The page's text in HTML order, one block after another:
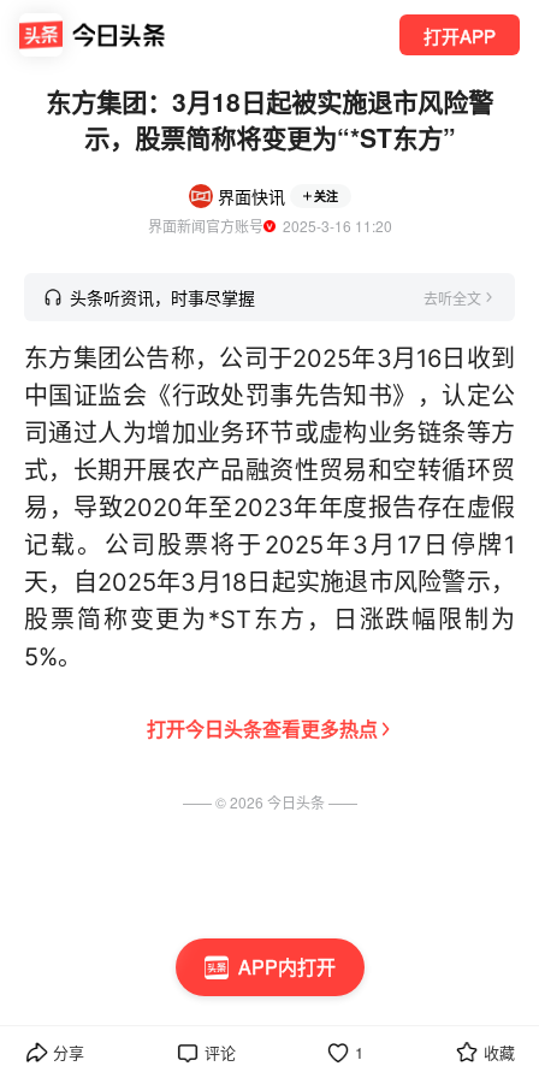
打开APP
APP内打开
东方集团：3月18日起被实施退市风险警
示，股票简称将变更为“*ST东方”
界面快讯 关注
界面新闻官方账号
  2025-3-16 11:20
头条听资讯，时事尽掌握 去听全文
东方集团公告称，公司于2025年3月16日收到
中国证监会《行政处罚事先告知书》，认定公
司通过人为增加业务环节或虚构业务链条等方
式，长期开展农产品融资性贸易和空转循环贸
易，导致2020年至2023年年度报告存在虚假
记载。公司股票将于2025年3月17日停牌1
天，自2025年3月18日起实施退市风险警示，
股票简称变更为*ST东方，日涨跌幅限制为
5%。
打开今日头条查看更多热点
分享 评论 1 收藏
—— ©2026 今日头条 ——